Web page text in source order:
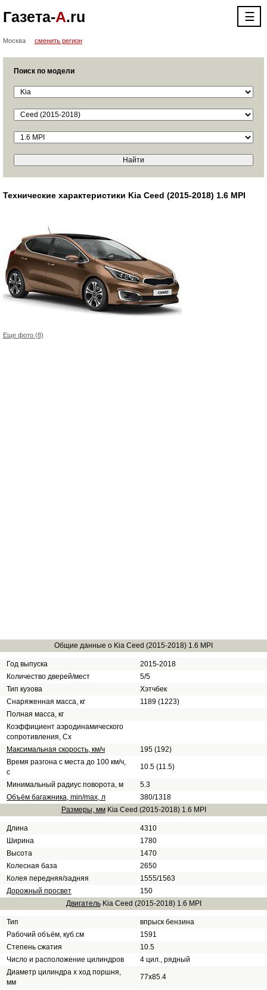
Газета-А.ru ☰
Москва сменить регион
Поиск по модели
Технические характеристики Kia Ceed (2015-2018) 1.6 MPI
Еще фото (8)
Общие данные о Kia Ceed (2015-2018) 1.6 MPI
Год выпуска
2015-2018
Количество дверей/мест
5/5
Тип кузова
Хэтчбек
Снаряженная масса, кг
1189 (1223)
Полная масса, кг
Коэффициент аэродинамического
сопротивления, Сх
Максимальная скорость, км/ч
195 (192)
Время разгона с места до 100 км/ч,
с
10.5 (11.5)
Минимальный радиус поворота, м
5.3
Объём багажника, min/max, л
380/1318
Размеры, ммKia Ceed (2015-2018) 1.6 MPI
Длина
4310
Ширина
1780
Высота
1470
Колесная база
2650
Колея передняя/задняя
1555/1563
Дорожный просвет
150
ДвигательKia Ceed (2015-2018) 1.6 MPI
Тип
впрыск бензина
Рабочий объём, куб.см
1591
Степень сжатия
10.5
Число и расположение цилиндров
4 цил., рядный
Диаметр цилиндра х ход поршня,
мм
77x85.4